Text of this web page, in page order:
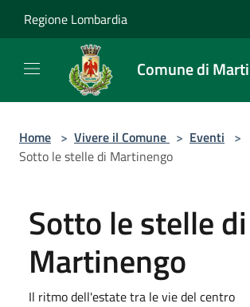
Regione Lombardia
Comune di
Home > Vivere il Comune > Eventi >
Sotto le stelle di Martinengo
Sotto le stelle di
Martinengo
Il ritmo dell'estate tra le vie del centro